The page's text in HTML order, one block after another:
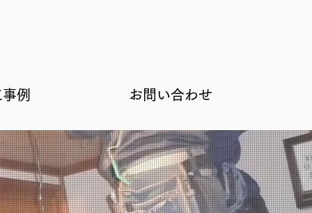
例 お問い合わせ